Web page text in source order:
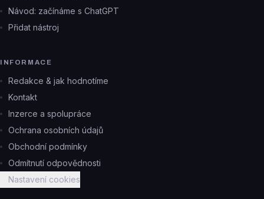
Návod: začínáme s ChatGPT
Přidat nástroj
INFORMACE
Redakce & jak hodnotíme
Kontakt
Inzerce a spolupráce
Ochrana osobních údajů
Obchodní podmínky
Odmítnutí odpovědnosti
Nastavení cookies